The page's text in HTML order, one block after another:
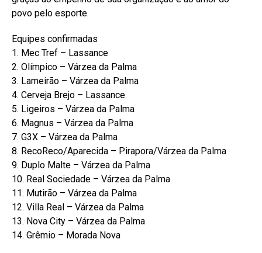
povo pelo esporte.
Equipes confirmadas
1. Mec Tref – Lassance
2. Olímpico – Várzea da Palma
3. Lameirão – Várzea da Palma
4. Cerveja Brejo – Lassance
5. Ligeiros – Várzea da Palma
6. Magnus – Várzea da Palma
7. G3X – Várzea da Palma
8. RecoReco/Aparecida – Pirapora/Várzea da Palma
9. Duplo Malte – Várzea da Palma
10. Real Sociedade – Várzea da Palma
11. Mutirão – Várzea da Palma
12. Villa Real – Várzea da Palma
13. Nova City – Várzea da Palma
14. Grêmio – Morada Nova